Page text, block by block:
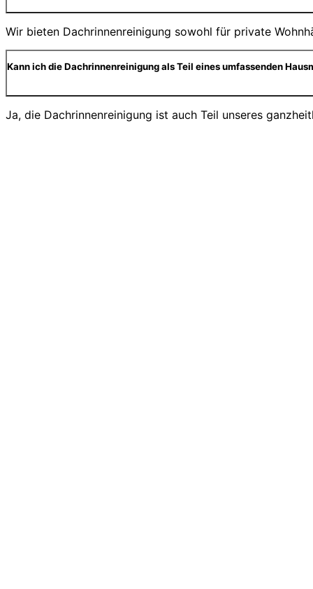
Wir bieten Dachrinnenreinigung sowohl für private
Kann ich die Dachrinnenreinigung als Teil eines umfassenden
Ja, die Dachrinnenreinigung ist auch Teil unseres